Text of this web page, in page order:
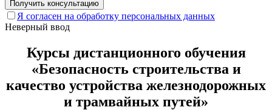
Я согласен на обработку персональных данных
Неверный ввод
Курсы дистанционного обучения
«Безопасность строительства и
качество устройства железнодорожных
и трамвайных путей»